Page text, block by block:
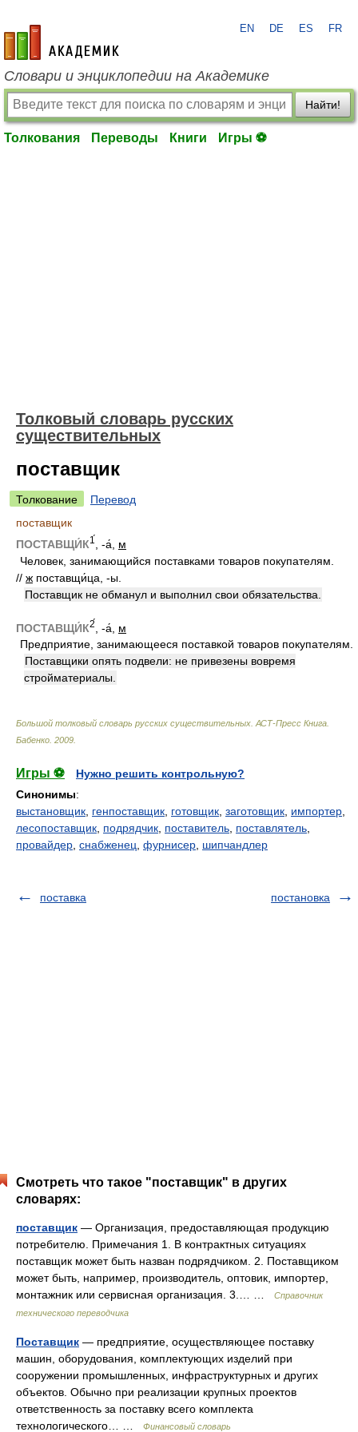
academic.ru
EN DE ES FR
Словари и энциклопедии на Академике
Найти!
Толкования Переводы Книги Игры ⚽
Толковый словарь русских
существительных
поставщик
Толкование
Перевод
поставщик
ПОСТАВЩИ́К1́ , -а́, м
Человек, занимающийся поставками товаров покупателям.
// ж поставщи́ца, -ы.
Поставщик не обманул и выполнил свои обязательства.
ПОСТАВЩИ́К2́ , -а́, м
Предприятие, занимающееся поставкой товаров покупателям.
Поставщики опять подвели: не привезены вовремя
стройматериалы.
Большой толковый словарь русских существительных. АСТ-Пресс Книга
Бабенко 2009
Игры ⚽
Нужно решить контрольную?
Синонимы:
выстановщик, генпоставщик, готовщик, заготовщик, импортер,
лесопоставщик, подрядчик, поставитель, поставлятель,
провайдер, снабженец, фурнисер, шипчандлер
поставка постановка
Смотреть что такое "поставщик" в других
словарях:
поставщик — Организация, предоставляющая продукцию
потребителю. Примечания 1. В контрактных ситуациях
поставщик может быть назван подрядчиком. 2. Поставщиком
может быть, например, производитель, оптовик, импортер,
монтажник или сервисная организация. 3.… …
Справочник
технического переводчика
Поставщик — предприятие, осуществляющее поставку
машин, оборудования, комплектующих изделий при
сооружении промышленных, инфраструктурных и других
объектов. Обычно при реализации крупных проектов
ответственность за поставку всего комплекта
технологического… …
Финансовый словарь